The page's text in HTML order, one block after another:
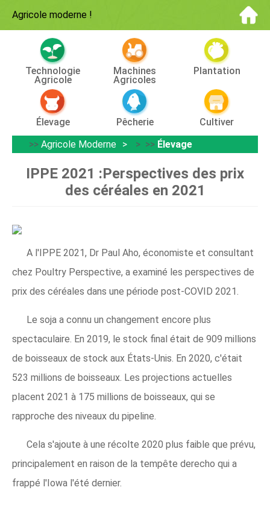
Agricole moderne !
Technologie
Agricole
Machines
Agricoles
Plantation
Élevage Pêcherie
Cultiver
>> Agricole Moderne > >> Élevage
IPPE 2021 :Perspectives des prix
des céréales en 2021
A l'IPPE 2021, Dr Paul Aho, économiste et consultant
chez Poultry Perspective, a examiné les perspectives de
prix des céréales dans une période post-COVID 2021.
Le soja a connu un changement encore plus
spectaculaire. En 2019, le stock final était de 909 millions
de boisseaux de stock aux États-Unis. En 2020, c'était
523 millions de boisseaux. Les projections actuelles
placent 2021 à 175 millions de boisseaux, qui se
rapproche des niveaux du pipeline.
Cela s'ajoute à une récolte 2020 plus faible que prévu,
principalement en raison de la tempête derecho qui a
frappé l'Iowa l'été dernier.